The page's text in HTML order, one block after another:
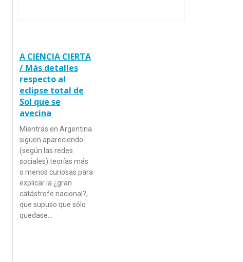
A CIENCIA CIERTA
/ Más detalles
respecto al
eclipse total de
Sol que se
avecina
Mientras en Argentina
siguen apareciendo
(según las redes
sociales) teorías más
o menos curiosas para
explicar la ¿gran
catástrofe nacional?,
que supuso que sólo
quedase…